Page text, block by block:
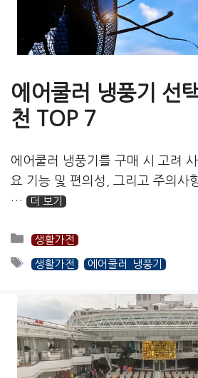
에어쿨러 냉풍기 선
천 TOP 7
에어쿨러 냉풍기를 구매 시 고려
요 기능 및 편의성, 그리고 주의사
…
더 보기
카
테
생활가전
태
생활가전 에어쿨러 냉풍기